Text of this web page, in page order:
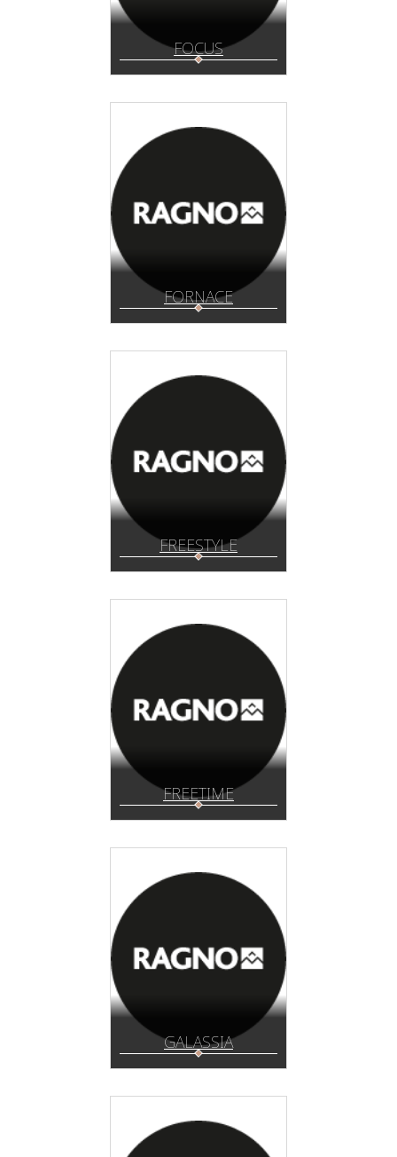
FOCUS
FORNACE
FREESTYLE
FREETIME
GALASSIA